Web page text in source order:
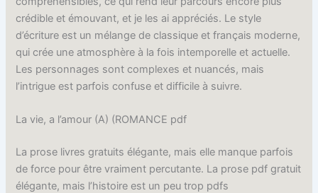
crédible et émouvant, et je les ai appréciés. Le style
d’écriture est un mélange de classique et français moderne,
qui crée une atmosphère à la fois intemporelle et actuelle.
Les personnages sont complexes et nuancés, mais
l’intrigue est parfois confuse et difficile à suivre.
La vie, a l’amour (A) (ROMANCE pdf
La prose livres gratuits élégante, mais elle manque parfois
de force pour être vraiment percutante. La prose pdf gratuit
élégante, mais l’histoire est un peu trop pdfs